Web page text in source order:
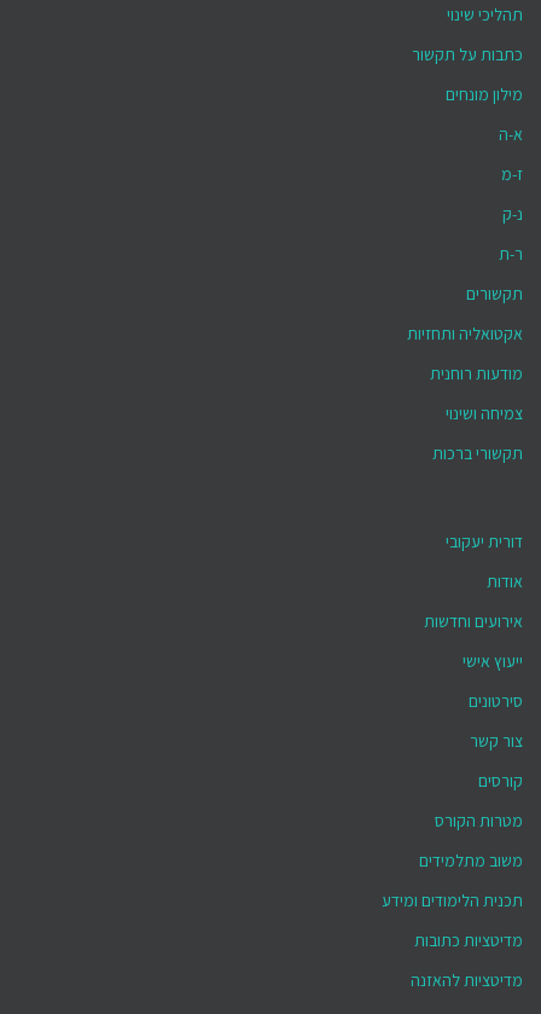
תהליכי שינוי
כתבות על תקשור
מילון מונחים
א-ה
ז-מ
נ-ק
ר-ת
תקשורים
אקטואליה ותחזיות
מודעות רוחנית
צמיחה ושינוי
תקשורי ברכות
דורית יעקובי
אודות
אירועים וחדשות
ייעוץ אישי
סירטונים
צור קשר
קורסים
מטרות הקורס
משוב מתלמידים
תכנית הלימודים ומידע
מדיטציות כתובות
מדיטציות להאזנה